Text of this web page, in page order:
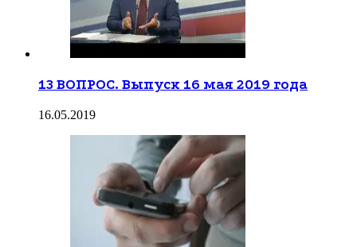
13 ВОПРОС. Выпуск 16 мая 2019 года
16.05.2019